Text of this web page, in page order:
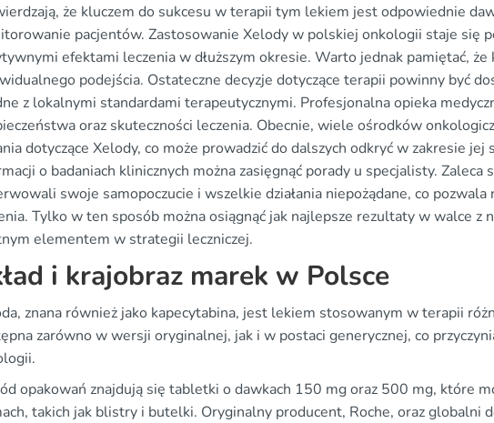
że kluczem do sukcesu w terapii tym lekiem jest odpowiednie
pacjentów. Zastosowanie Xelody w polskiej onkologii staje się
efektami leczenia w dłuższym okresie. Warto jednak pamiętać, że
podejścia. Ostateczne decyzje dotyczące terapii powinny być
z lokalnymi standardami terapeutycznymi. Profesjonalna opieka
oraz skuteczności leczenia. Obecnie, wiele ośrodków
dotyczące Xelody, co może prowadzić do dalszych odkryć w zakresie
o badaniach klinicznych można zasięgnąć porady u specjalisty. Zaleca
swoje samopoczucie i wszelkie działania niepożądane, co
Tylko w ten sposób można osiągnąć jak najlepsze rezultaty w walce z
elementem w strategii leczniczej.
i krajobraz marek w Polsce
znana również jako kapecytabina, jest lekiem stosowanym w terapii
zarówno w wersji oryginalnej, jak i w postaci generycznej, co
opakowań znajdują się tabletki o dawkach 150 mg oraz 500 mg, które
takich jak blistry i butelki. Oryginalny producent, Roche, oraz globalni